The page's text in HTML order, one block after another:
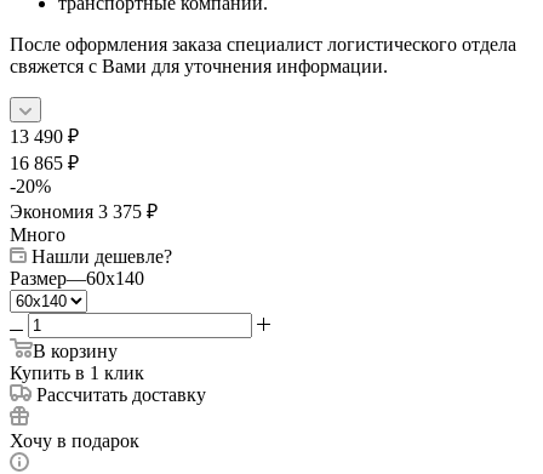
После оформления заказа специалист логистического отдела
свяжется с Вами для уточнения информации.
13 490 ₽
16 865 ₽
-20%
Экономия 3 375 ₽
Много
Нашли дешевле?
Размер—60x140
В корзину
Купить в 1 клик
Рассчитать доставку
Хочу в подарок